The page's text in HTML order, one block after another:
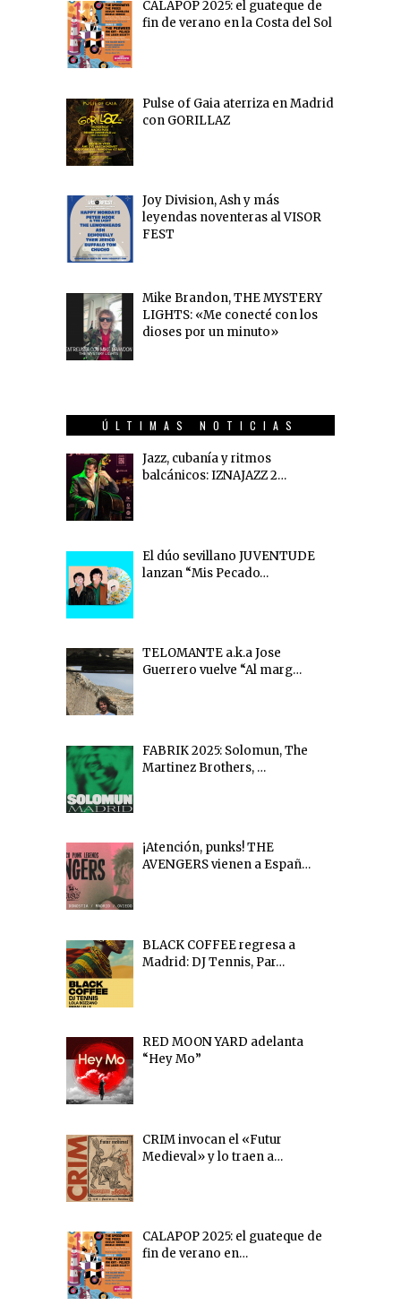
CALAPOP 2025: el guateque de
fin de verano en la Costa del Sol
Pulse of Gaia aterriza en Madrid
con GORILLAZ
Joy Division, Ash y más
leyendas noventeras al VISOR
FEST
Mike Brandon, THE MYSTERY
LIGHTS: «Me conecté con los
dioses por un minuto»
ÚLTIMAS NOTICIAS
Jazz, cubanía y ritmos
balcánicos: IZNAJAZZ 2…
El dúo sevillano JUVENTUDE
lanzan “Mis Pecado…
TELOMANTE a.k.a Jose
Guerrero vuelve “Al marg…
FABRIK 2025: Solomun, The
Martinez Brothers, …
¡Atención, punks! THE
AVENGERS vienen a Españ…
BLACK COFFEE regresa a
Madrid: DJ Tennis, Par…
RED MOON YARD adelanta
“Hey Mo”
CRIM invocan el «Futur
Medieval» y lo traen a…
CALAPOP 2025: el guateque de
fin de verano en…